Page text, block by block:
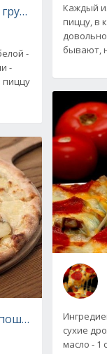
-
-
пиццу
рецепт
Каждый
пиццу, в
бывают,
Ингредиенты: - вода - 100 мл
сухие